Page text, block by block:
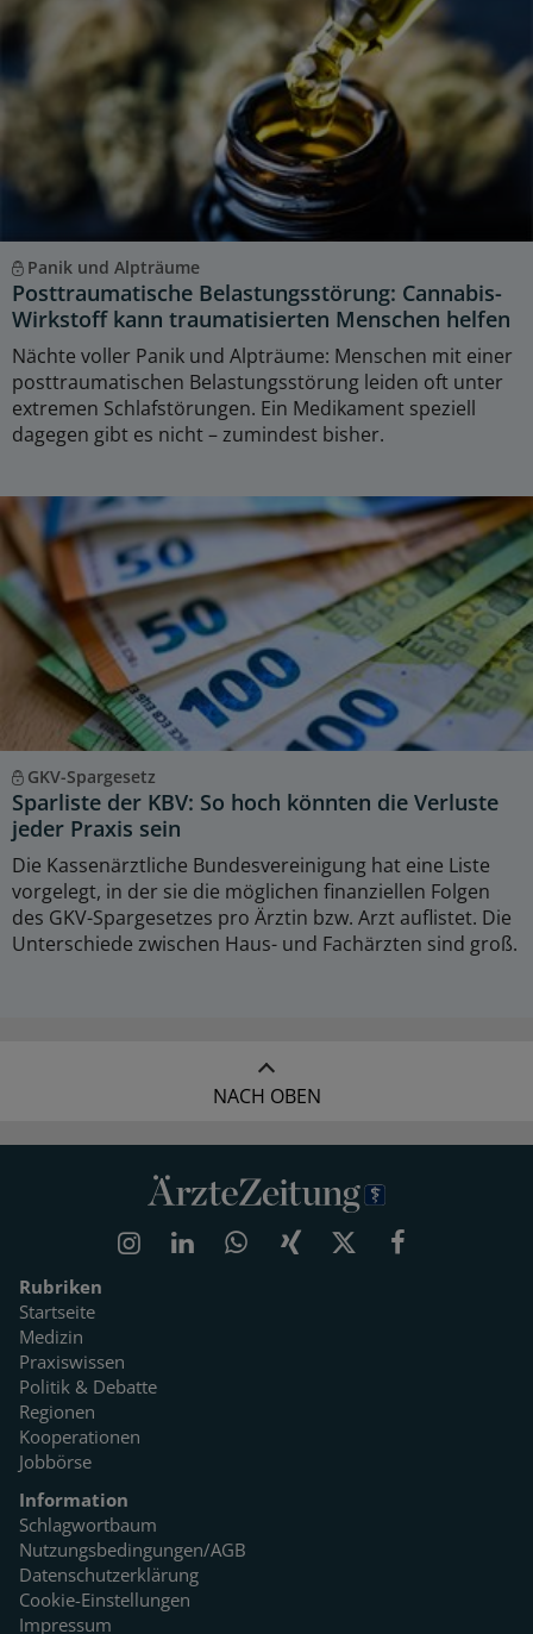
Panik und Alpträume
Posttraumatische Belastungsstörung: Cannabis-
Wirkstoff kann traumatisierten Menschen helfen
Nächte voller Panik und Alpträume: Menschen mit einer
posttraumatischen Belastungsstörung leiden oft unter
extremen Schlafstörungen. Ein Medikament speziell
dagegen gibt es nicht – zumindest bisher.
GKV-Spargesetz
Sparliste der KBV: So hoch könnten die Verluste
jeder Praxis sein
Die Kassenärztliche Bundesvereinigung hat eine Liste
vorgelegt, in der sie die möglichen finanziellen Folgen
des GKV-Spargesetzes pro Ärztin bzw. Arzt auflistet. Die
Unterschiede zwischen Haus- und Fachärzten sind groß.
NACH OBEN
Rubriken
Startseite
Medizin
Praxiswissen
Politik & Debatte
Regionen
Kooperationen
Jobbörse
Information
Schlagwortbaum
Nutzungsbedingungen/AGB
Datenschutzerklärung
Cookie-Einstellungen
Impressum